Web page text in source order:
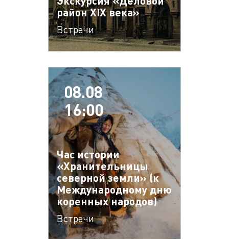
район XIX века»
Встречи
08.08
16:00
Час истории
«Хранительницы
северной земли» (к
Международному дню
коренных народов)
Встречи